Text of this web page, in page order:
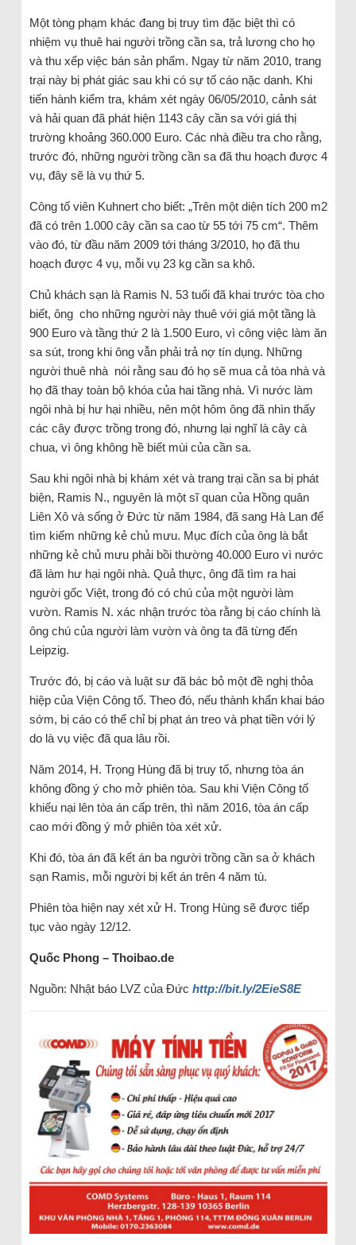
Một tòng phạm khác đang bị truy tìm đặc biệt thì có
nhiệm vụ thuê hai người trồng cần sa, trả lương cho họ
và thu xếp việc bán sản phẩm. Ngay từ năm 2010, trang
trại này bị phát giác sau khi có sự tố cáo nặc danh. Khi
tiến hành kiểm tra, khám xét ngày 06/05/2010, cảnh sát
và hải quan đã phát hiện 1143 cây cần sa với giá thị
trường khoảng 360.000 Euro. Các nhà điều tra cho rằng,
trước đó, những người trồng cần sa đã thu hoạch được 4
vụ, đây sẽ là vụ thứ 5.
Công tố viên Kuhnert cho biết: „Trên một diện tích 200 m2
đã có trên 1.000 cây cần sa cao từ 55 tới 75 cm“. Thêm
vào đó, từ đầu năm 2009 tới tháng 3/2010, họ đã thu
hoạch được 4 vụ, mỗi vụ 23 kg cần sa khô.
Chủ khách sạn là Ramis N. 53 tuổi đã khai trước tòa cho
biết, ông cho những người này thuê với giá một tầng là
900 Euro và tầng thứ 2 là 1.500 Euro, vì công việc làm ăn
sa sút, trong khi ông vẫn phải trả nợ tín dụng. Những
người thuê nhà nói rằng sau đó họ sẽ mua cả tòa nhà và
họ đã thay toàn bộ khóa của hai tầng nhà. Vì nước làm
ngôi nhà bị hư hại nhiều, nên một hôm ông đã nhìn thấy
các cây được trồng trong đó, nhưng lại nghĩ là cây cà
chua, vì ông không hề biết mùi của cần sa.
Sau khi ngôi nhà bị khám xét và trang trại cần sa bị phát
biện, Ramis N., nguyên là một sĩ quan của Hồng quân
Liên Xô và sống ở Đức từ năm 1984, đã sang Hà Lan để
tìm kiếm những kẻ chủ mưu. Mục đích của ông là bắt
những kẻ chủ mưu phải bồi thường 40.000 Euro vì nước
đã làm hư hại ngôi nhà. Quả thực, ông đã tìm ra hai
người gốc Việt, trong đó có chú của một người làm
vườn. Ramis N. xác nhận trước tòa rằng bị cáo chính là
ông chú của người làm vườn và ông ta đã từng đến
Leipzig.
Trước đó, bị cáo và luật sư đã bác bỏ một đề nghị thỏa
hiệp của Viện Công tố. Theo đó, nếu thành khẩn khai báo
sớm, bị cáo có thể chỉ bị phạt án treo và phạt tiền với lý
do là vụ việc đã qua lâu rồi.
Năm 2014, H. Trọng Hùng đã bị truy tố, nhưng tòa án
không đồng ý cho mở phiên tòa. Sau khi Viện Công tố
khiếu nại lên tòa án cấp trên, thì năm 2016, tòa án cấp
cao mới đồng ý mở phiên tòa xét xử.
Khi đó, tòa án đã kết án ba người trồng cần sa ở khách
sạn Ramis, mỗi người bị kết án trên 4 năm tù.
Phiên tòa hiện nay xét xử H. Trong Hùng sẽ được tiếp
tục vào ngày 12/12.
Quốc Phong – Thoibao.de
Nguồn: Nhật báo LVZ của Đức http://bit.ly/2EieS8E